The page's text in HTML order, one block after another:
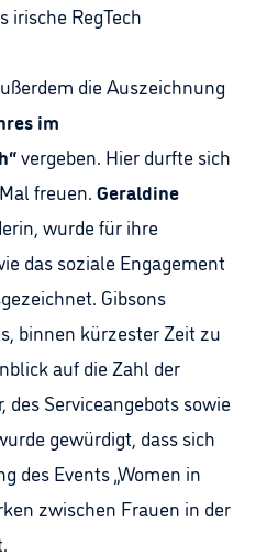
irische RegTech
die Auszeichnung
im
vergeben. Hier durfte sich
freuen. Geraldine
wurde für ihre
das soziale Engagement
Gibsons
binnen kürzester Zeit zu
auf die Zahl der
des Serviceangebots sowie
gewürdigt, dass sich
des Events „Women in
zwischen Frauen in der